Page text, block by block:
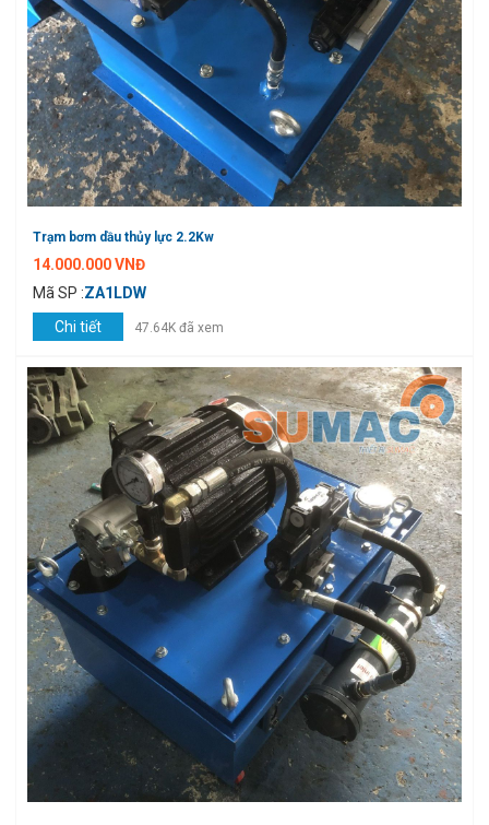
Trạm bơm dầu thủy lực 2.2Kw
14.000.000 VNĐ
Mã SP :ZA1LDW
Chi tiết
47.64K đã xem